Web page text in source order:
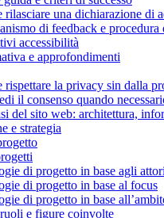
rilasciare una dichiarazione di
di feedback e procedura
accessibilità
e approfondimenti
rispettare la privacy sin dalla
il consenso quando
del sito web: architettura,
e strategia
di progetto in base agli
di progetto in base al focus
di progetto in base
e figure coinvolte